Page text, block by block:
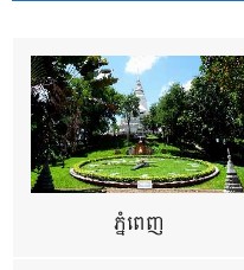
ភ្នំពេញ